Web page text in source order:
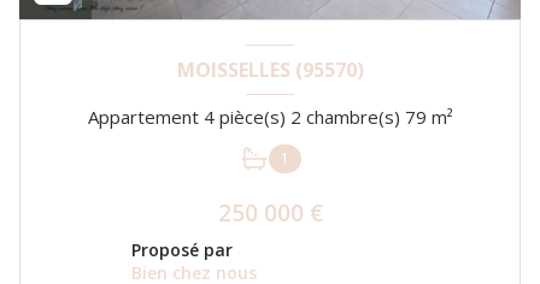
MOISSELLES (95570)
Appartement 4 pièce(s) 2 chambre(s) 79 m²
1
250 000 €
Proposé par
Bien chez nous